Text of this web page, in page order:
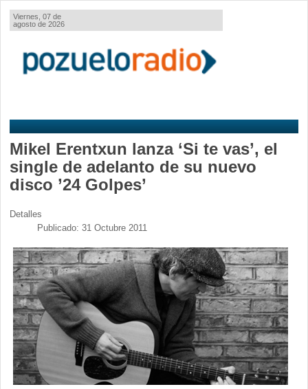
Viernes, 07 de
agosto de 2026
Mikel Erentxun lanza ‘Si te vas’, el
single de adelanto de su nuevo
disco ’24 Golpes’
Detalles
Publicado: 31 Octubre 2011